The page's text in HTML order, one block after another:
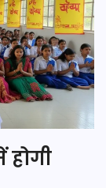
होगी